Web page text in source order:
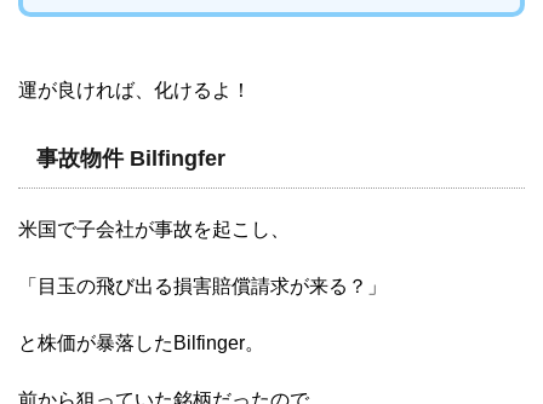
運が良ければ、化けるよ！
事故物件 Bilfingfer
米国で子会社が事故を起こし、
「目玉の飛び出る損害賠償請求が来る？」
と株価が暴落したBilfinger。
前から狙っていた銘柄だったので